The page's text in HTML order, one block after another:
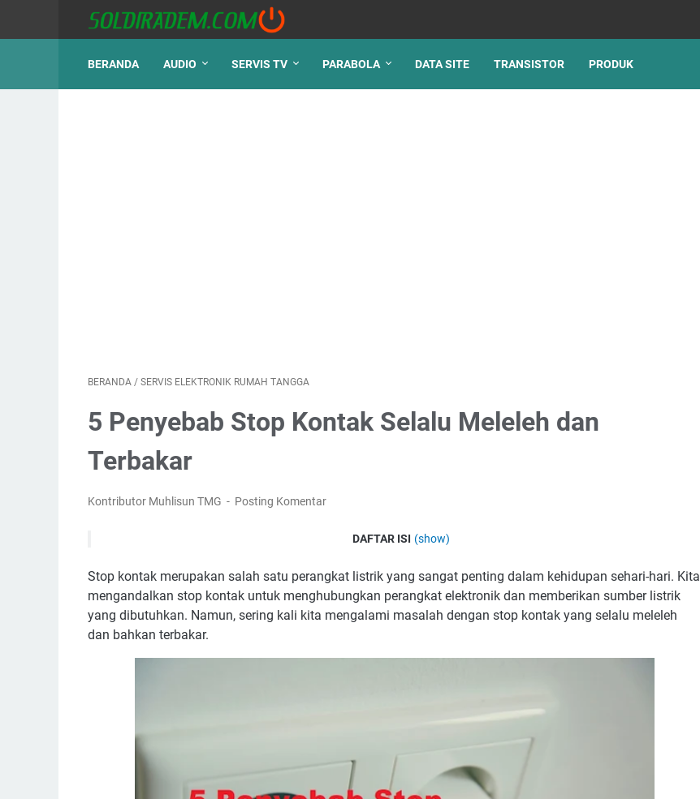
BERANDA AUDIO SERVIS TV PARABOLA DATA SITE TRANSISTOR PRODUK
BERANDA / SERVIS ELEKTRONIK RUMAH TANGGA
5 Penyebab Stop Kontak Selalu Meleleh dan
Terbakar
Kontributor Muhlisun TMG Posting Komentar
DAFTAR ISI (show)
1. Kelebihan Beban Listrik
2. Kualitas Stop Kontak yang Buruk
4. Kondisi Stop Kontak yang Buruk
Stop kontak merupakan salah satu perangkat listrik yang sangat penting dalam kehidupan sehari-hari. Kita
mengandalkan stop kontak untuk menghubungkan perangkat elektronik dan memberikan sumber listrik
yang dibutuhkan. Namun, sering kali kita mengalami masalah dengan stop kontak yang selalu meleleh
dan bahkan terbakar.